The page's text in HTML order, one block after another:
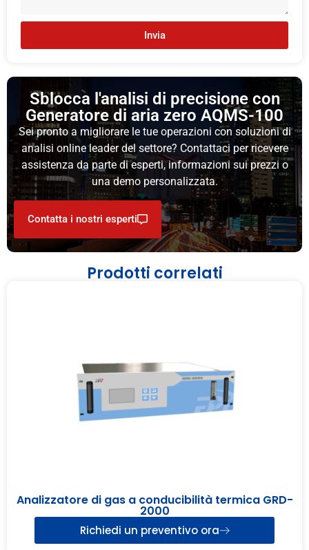
Invia
Sblocca l'analisi di precisione con
Generatore di aria zero AQMS-100
Sei pronto a migliorare le tue operazioni con soluzioni di
analisi online leader del settore? Contattaci per ricevere
assistenza da parte di esperti, informazioni sui prezzi o
una demo personalizzata.
Contatta i nostri esperti
Prodotti correlati
Analizzatore di gas a conducibilità termica GRD-
2000
Richiedi un preventivo ora